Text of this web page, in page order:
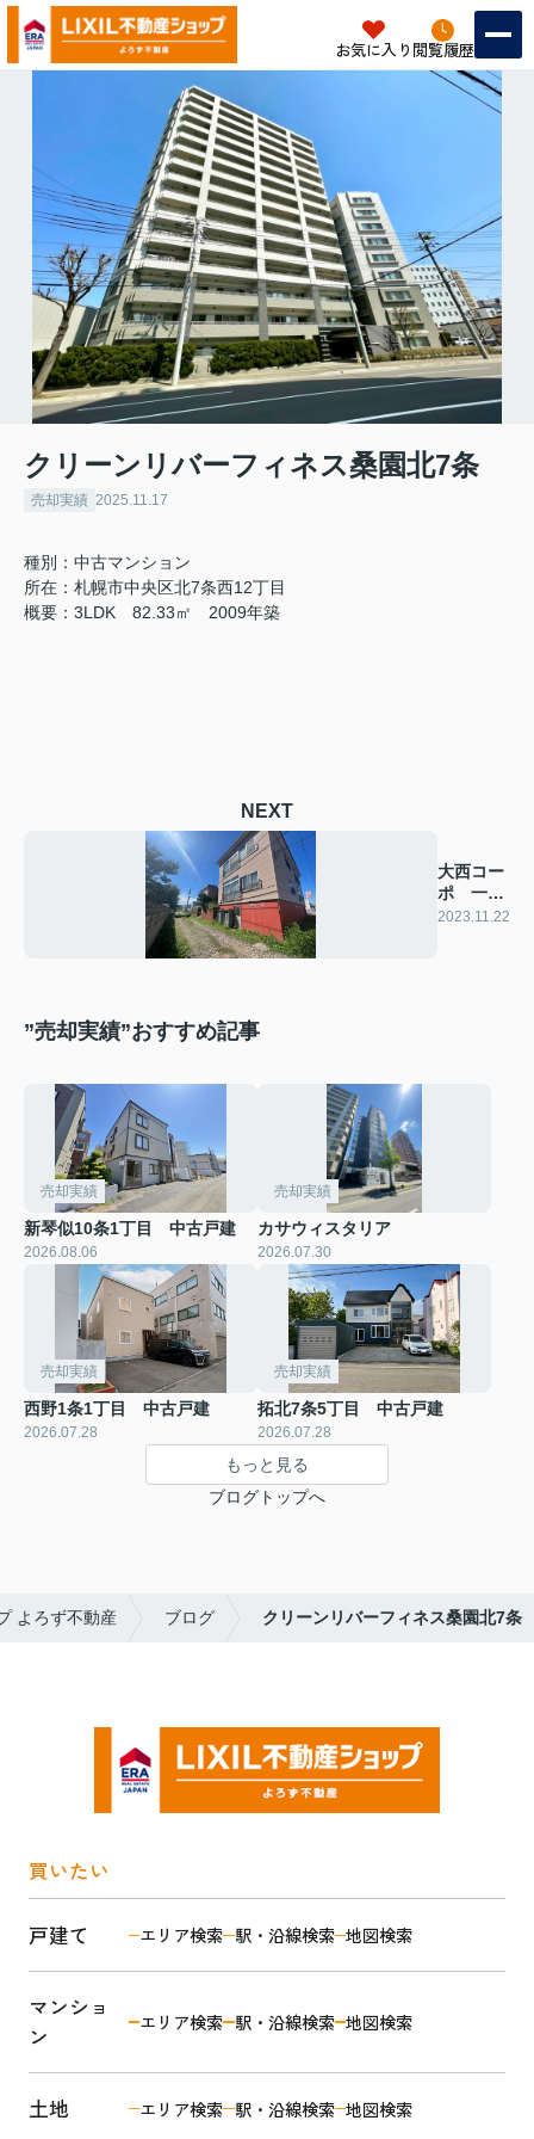
お気に入り 閲覧履歴
クリーンリバーフィネス桑園北7条
売却実績 2025.11.17
種別：中古マンション
所在：札幌市中央区北7条西12丁目
概要：3LDK 82.33㎡ 2009年築
NEXT
大西コー
ポ 一棟
アパート
2023.11.22
”売却実績”おすすめ記事
売却実績
新琴似10条1丁目 中古戸建
2026.08.06
売却実績
カサウィスタリア
2026.07.30
売却実績
西野1条1丁目 中古戸建
2026.07.28
売却実績
拓北7条5丁目 中古戸建
2026.07.28
もっと見る
ブログトップへ
よろず不動産 ブログ クリーンリバーフィネス桑園北7条
買いたい
戸建て エリア検索 駅・沿線検索 地図検索
マンショ
ン
エリア検索 駅・沿線検索 地図検索
土地 エリア検索 駅・沿線検索 地図検索